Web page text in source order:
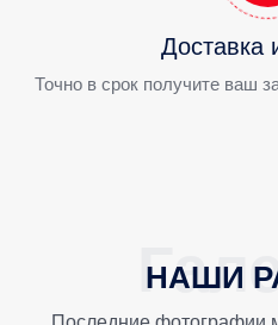
Доставка
Точно в срок получите ваш
НАШИ